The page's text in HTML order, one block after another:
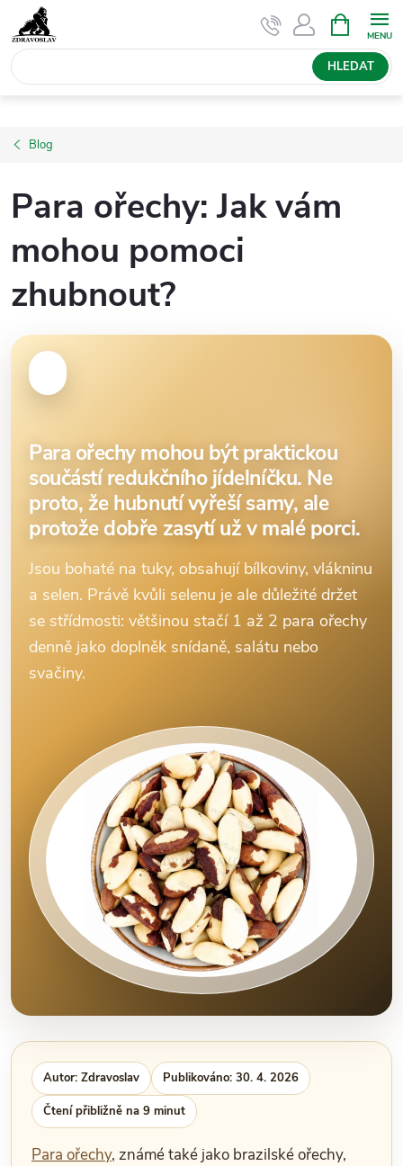
na
obsah
HLEDAT
NÁKUPNÍ
KOŠÍK
Blog
Para ořechy: Jak vám
mohou pomoci
zhubnout?
Para ořechy mohou být praktickou
součástí redukčního jídelníčku. Ne
proto, že hubnutí vyřeší samy, ale
protože dobře zasytí už v malé porci.
Jsou bohaté na tuky, obsahují bílkoviny, vlákninu
a selen. Právě kvůli selenu je ale důležité držet
se střídmosti: většinou stačí 1 až 2 para ořechy
denně jako doplněk snídaně, salátu nebo
svačiny.
Autor: Zdravoslav Publikováno: 30. 4. 2026
Čtení přibližně na 9 minut
Para ořechy, známé také jako brazilské ořechy,